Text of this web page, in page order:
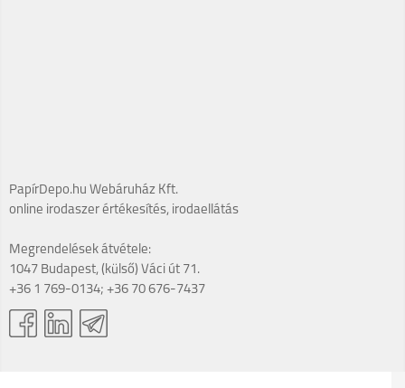
PapírDepo.hu Webáruház Kft.
online irodaszer értékesítés, irodaellátás
Megrendelések átvétele:
1047 Budapest, (külső) Váci út 71.
+36 1 769-0134; +36 70 676-7437